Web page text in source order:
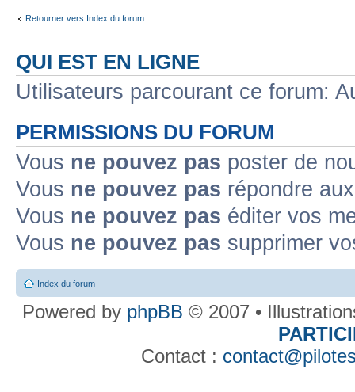
Retourner vers Index du forum
QUI EST EN LIGNE
Utilisateurs parcourant ce forum:
PERMISSIONS DU FORUM
Vous ne pouvez pas poster de
Vous ne pouvez pas répondre
Vous ne pouvez pas éditer vos
Vous ne pouvez pas supprimer
Index du forum
Powered by phpBB © 2007 •
Contact :